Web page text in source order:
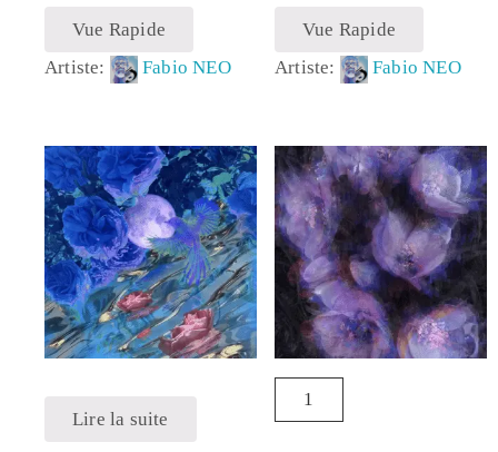
Vue Rapide
Artiste:
Fabio NEO
Vue Rapide
Artiste:
Fabio NEO
Lire la suite